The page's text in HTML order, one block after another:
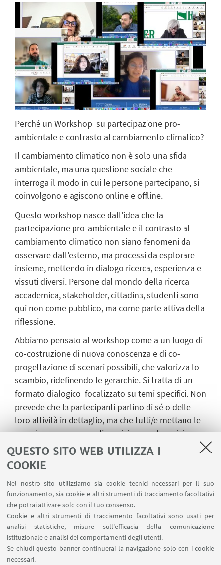
QUESTO SITO WEB UTILIZZA I
COOKIE
Nel nostro sito utilizziamo sia cookie tecnici necessari per il suo
funzionamento, sia cookie e altri strumenti di tracciamento facoltativi
che potrai attivare solo con il tuo consenso.
Cookie e altri strumenti di tracciamento facoltativi sono usati per
analisi statistiche, misure sull'efficacia della comunicazione
istituzionale e analisi dei comportamenti degli utenti.
Se chiudi questo banner continuerai la navigazione solo con i cookie
necessari.
Perché un Workshop su partecipazione pro-
ambientale e contrasto al cambiamento climatico?
Il cambiamento climatico non è solo una sfida
ambientale, ma una questione sociale che
interroga il modo in cui le persone partecipano, si
coinvolgono e agiscono online e offline.
Questo workshop nasce dall’idea che la
partecipazione pro-ambientale e il contrasto al
cambiamento climatico non siano fenomeni da
osservare dall’esterno, ma processi da esplorare
insieme, mettendo in dialogo ricerca, esperienza e
vissuti diversi. Persone dal mondo della ricerca
accademica, stakeholder, cittadinɜ, studenti sono
qui non come pubblico, ma come parte attiva della
riflessione.
Abbiamo pensato al workshop come a un luogo di
co-costruzione di nuova conoscenza e di co-
progettazione di scenari possibili, che valorizza lo
scambio, ridefinendo le gerarchie. Si tratta di un
formato dialogico focalizzato su temi specifici. Non
prevede che lɜ partecipanti parlino di sé o delle
loro attività in dettaglio, ma che tutti/e mettano le
proprie conoscenze a disposizione e al servizio
della riflessione sul tema. Ciò che si intende
sviluppare infatti è una riflessione a più voci sulle
IN EVIDENZA
Il libro degl3 stakeholders[ .pdf 4947Kb ]
Chi sono e in che modo si occupano di contrasto
al cambiamento climatico le persone che hanno